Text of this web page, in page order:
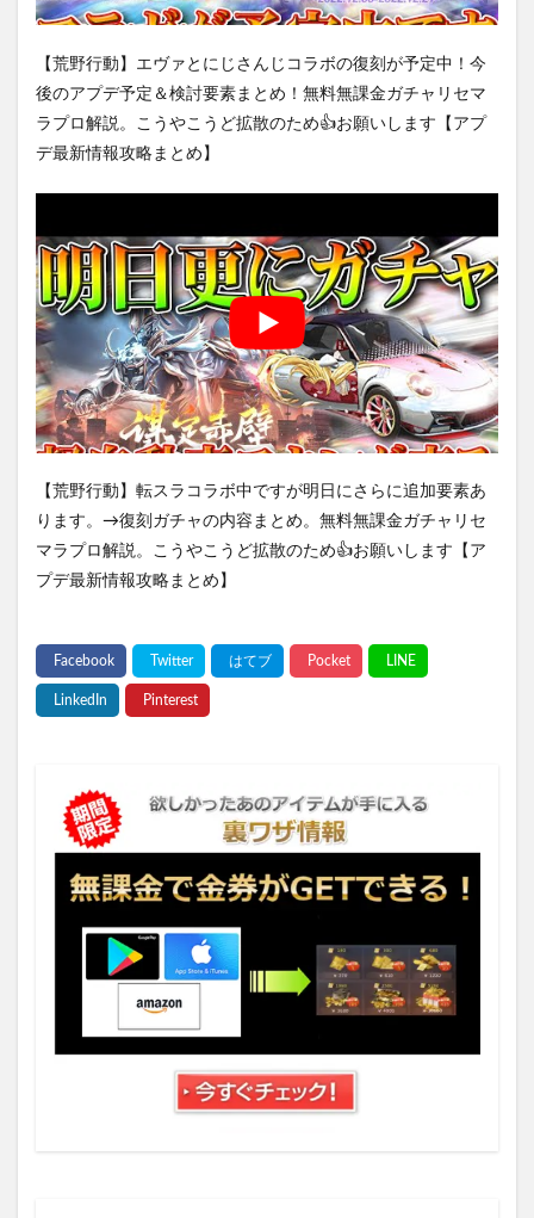
【荒野行動】エヴァとにじさんじコラボの復刻が予定中！今
後のアプデ予定＆検討要素まとめ！無料無課金ガチャリセマ
ラプロ解説。こうやこうど拡散のため👍お願いします【アプ
デ最新情報攻略まとめ】
【荒野行動】転スラコラボ中ですが明日にさらに追加要素あ
ります。→復刻ガチャの内容まとめ。無料無課金ガチャリセ
マラプロ解説。こうやこうど拡散のため👍お願いします【ア
プデ最新情報攻略まとめ】